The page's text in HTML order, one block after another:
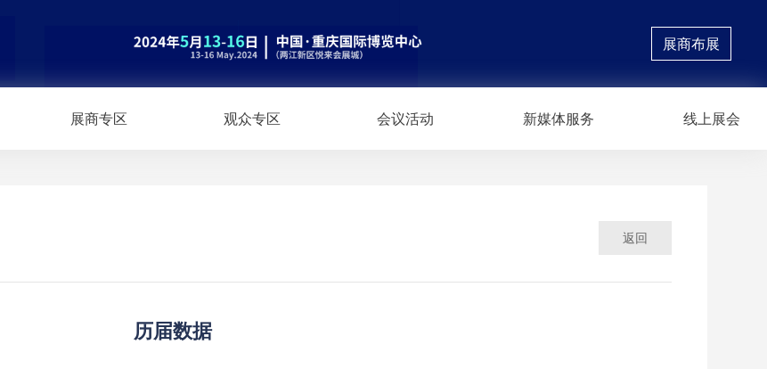
展商布展
展商专区 观众专区 会议活动 新媒体服务 线上展会
返回
历届数据